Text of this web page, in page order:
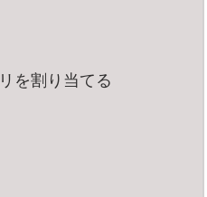
を割り当てる